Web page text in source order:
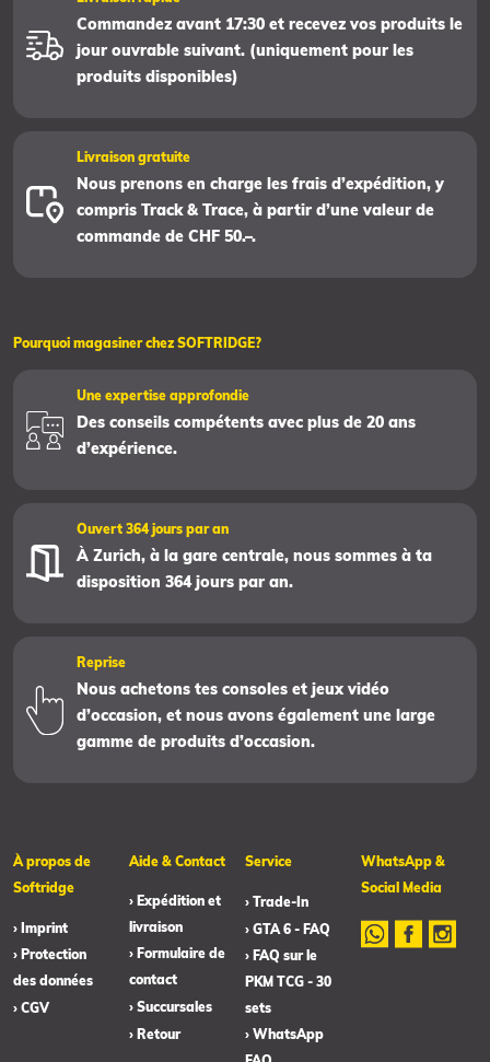
Commandez avant 17:30 et recevez vos produits le
jour ouvrable suivant. (uniquement pour les
produits disponibles)
Livraison gratuite
Nous prenons en charge les frais d’expédition, y
compris Track & Trace, à partir d’une valeur de
commande de CHF 50.–.
Pourquoi magasiner chez SOFTRIDGE?
Une expertise approfondie
Des conseils compétents avec plus de 20 ans
d’expérience.
Ouvert 364 jours par an
À Zurich, à la gare centrale, nous sommes à ta
disposition 364 jours par an.
Reprise
Nous achetons tes consoles et jeux vidéo
d’occasion, et nous avons également une large
gamme de produits d’occasion.
À propos de
Softridge
› Imprint
› Protection
des données
› CGV
Aide & Contact
› Expédition et
livraison
› Formulaire de
contact
› Succursales
› Retour
Service
› Trade-In
› GTA 6 - FAQ
› FAQ sur le
PKM TCG - 30
sets
› WhatsApp
WhatsApp &
Social Media